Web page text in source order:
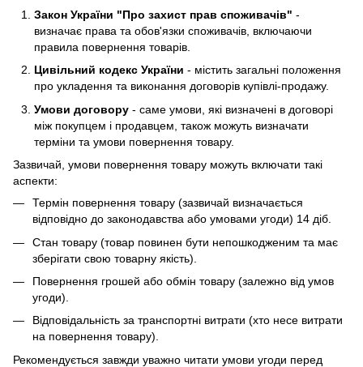
Закон України "Про захист прав споживачів" -
визначає права та обов'язки споживачів, включаючи
правила повернення товарів.
Цивільний кодекс України - містить загальні положення
про укладення та виконання договорів купівлі-продажу.
Умови договору - саме умови, які визначені в договорі
між покупцем і продавцем, також можуть визначати
терміни та умови повернення товару.
Зазвичай, умови повернення товару можуть включати такі
аспекти:
Термін повернення товару (зазвичай визначається
відповідно до законодавства або умовами угоди) 14 діб.
Стан товару (товар повинен бути непошкодженим та має
зберігати свою товарну якість).
Повернення грошей або обмін товару (залежно від умов
угоди).
Відповідальність за транспортні витрати (хто несе витрати
на повернення товару).
Рекомендується завжди уважно читати умови угоди перед